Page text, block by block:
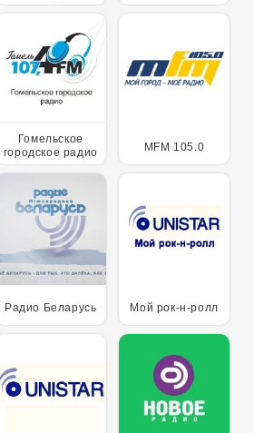
Гомельское
городское радио
MFM 105.0
Радио Беларусь Мой рок-н-ролл